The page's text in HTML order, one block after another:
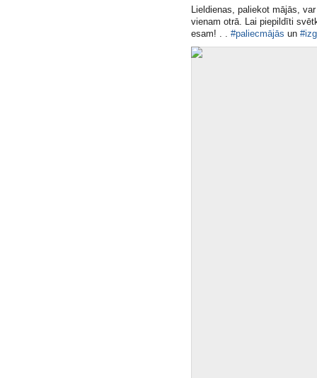
Lieldienas, paliekot mājās,
vienam otrā. Lai piepildīti
esam! . . #paliecmājās un